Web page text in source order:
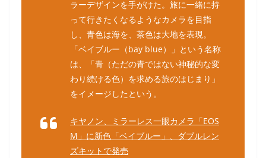
ラーデザインを手がけた。旅に一緒に持
って行きたくなるようなカメラを目指
し、青色は海を、茶色は大地を表現。
「ベイブルー（bay blue）」という名称
は、「青（ただの青ではない神秘的な変
わり続ける色）を求める旅のはじまり」
をイメージしたという。
キヤノン、ミラーレス一眼カメラ「EOS
M」に新色「ベイブルー」、ダブルレン
ズキットで発売